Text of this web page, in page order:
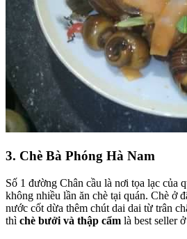
3. Chè Bà Phóng Hà Nam
Số 1 đường Chân cầu là nơi tọa lạc của
không nhiều lần ăn chè tại quán. Chè ở
nước cốt dừa thêm chút dai dai từ trân
thì chè bưởi và thập cẩm là best seller